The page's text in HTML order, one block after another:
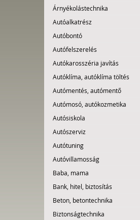
Árnyékolástechnika
Autóalkatrész
Autóbontó
Autófelszerelés
Autókarosszéria javítás
Autóklíma, autóklíma töltés
Autómentés, autómentő
Autómosó, autókozmetika
Autósiskola
Autószerviz
Autótuning
Autóvillamosság
Baba, mama
Bank, hitel, biztosítás
Beton, betontechnika
Biztonságtechnika